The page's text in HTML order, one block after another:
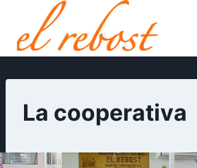
contingut
La cooperativa